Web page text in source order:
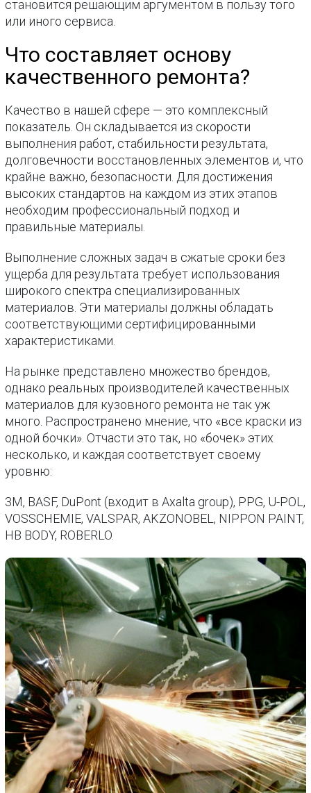
становится решающим аргументом в пользу того
или иного сервиса.
Что составляет основу
качественного ремонта?
Качество в нашей сфере — это комплексный
показатель. Он складывается из скорости
выполнения работ, стабильности результата,
долговечности восстановленных элементов и, что
крайне важно, безопасности. Для достижения
высоких стандартов на каждом из этих этапов
необходим профессиональный подход и
правильные материалы.
Выполнение сложных задач в сжатые сроки без
ущерба для результата требует использования
широкого спектра специализированных
материалов. Эти материалы должны обладать
соответствующими сертифицированными
характеристиками.
На рынке представлено множество брендов,
однако реальных производителей качественных
материалов для кузовного ремонта не так уж
много. Распространено мнение, что «все краски из
одной бочки». Отчасти это так, но «бочек» этих
несколько, и каждая соответствует своему
уровню:
3M, BASF, DuPont (входит в Axalta group), PPG, U-POL,
VOSSCHEMIE, VALSPAR, AKZONOBEL, NIPPON PAINT,
HB BODY, ROBERLO.